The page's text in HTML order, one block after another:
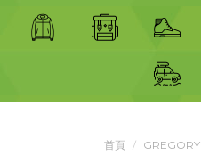
首頁 GREGORY